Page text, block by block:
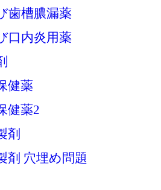
歯槽膿漏薬
口内炎用薬
健薬
健薬2
剤
剤 穴埋め問題